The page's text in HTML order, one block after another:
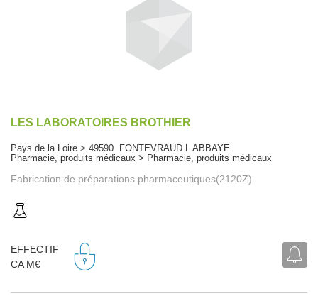
LES LABORATOIRES BROTHIER
Pays de la Loire > 49590 FONTEVRAUD L ABBAYE
Pharmacie, produits médicaux > Pharmacie, produits médicaux
Fabrication de préparations pharmaceutiques(2120Z)
EFFECTIF
CA M€